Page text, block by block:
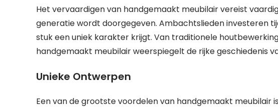
Het vervaardigen van handgemaakt meubilair vereist
generatie wordt doorgegeven. Ambachtslieden investeren
stuk een uniek karakter krijgt. Van traditionele
handgemaakt meubilair weerspiegelt de rijke geschiedenis
Unieke Ontwerpen
Een van de grootste voordelen van handgemaakt meubilair